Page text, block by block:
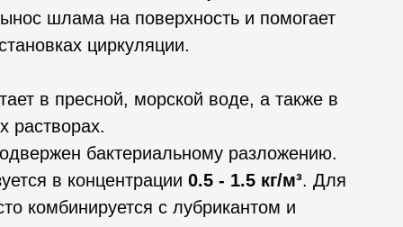
шлама на поверхность и помогает
циркуляции.
в пресной, морской воде, а также в
растворах.
бактериальному разложению.
в концентрации0.5 - 1.5 кг/м³. Для
комбинируется с лубрикантом и